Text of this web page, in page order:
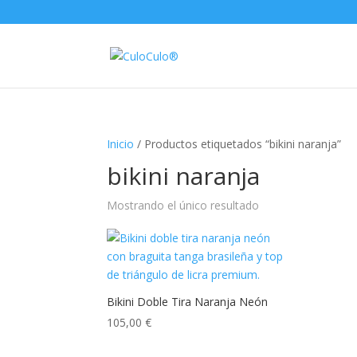
Inicio / Productos etiquetados “bikini naranja”
bikini naranja
Mostrando el único resultado
Bikini Doble Tira Naranja Neón
105,00€